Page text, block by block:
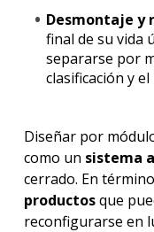
Desmontaje y
final de su vida
separarse por
clasificación y
Diseñar por
como un sistema
cerrado. En
productosque
reconfigurarse en